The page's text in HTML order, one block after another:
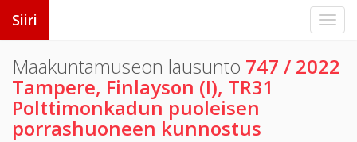
Siiri
Maakuntamuseon lausunto 747 / 2022
Tampere, Finlayson (I), TR31
Polttimonkadun puoleisen
porrashuoneen kunnostus